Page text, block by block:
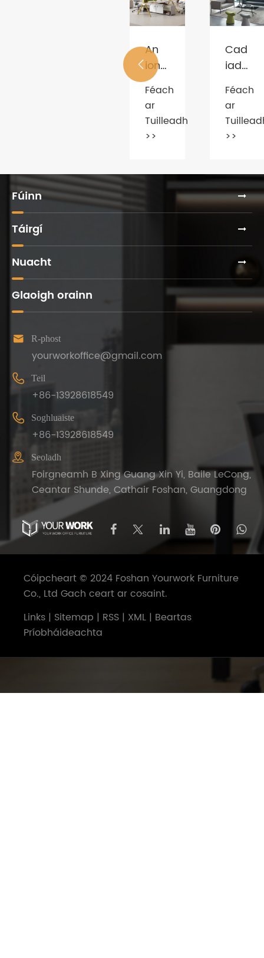
Cad
iad
na
Ábhair
a
Úsáidtear
go
Coitianta
do
Féach
ar
Tuilleadh
>>
CONAS
A
DO
NUA
Féach
ar
>>

Fúinn
Táirgí
Nuacht
Glaoigh orainn
 R-phost
yourworkoffice@gmail.com
 Teil
+86-13928618549
 Soghluaiste
+86-13928618549
 Seoladh
Foirgneamh B Xing Guang Xin Yi, Baile LeCong,
Ceantar Shunde, Cathair Foshan, Guangdong
Cóipcheart © 2024 Foshan Yourwork Furniture
Co., Ltd Gach ceart ar cosaint.
Links | Sitemap | RSS | XML | Beartas
Príobháideachta